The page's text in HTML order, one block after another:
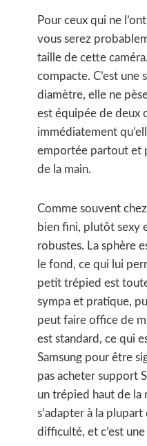
Pour ceux qui ne
vous serez
taille de cette
compacte. C’est une
diamètre, elle ne
est équipée de deux
immédiatement
emportée partout et
de la main.
Comme souvent
bien fini, plutôt sexy
robustes. La sphère
le fond, ce qui lui
petit trépied est
sympa et pratique,
peut faire office de
est standard, ce qui
Samsung pour être
pas acheter support
un trépied haut de la
s’adapter à la
difficulté, et c’est